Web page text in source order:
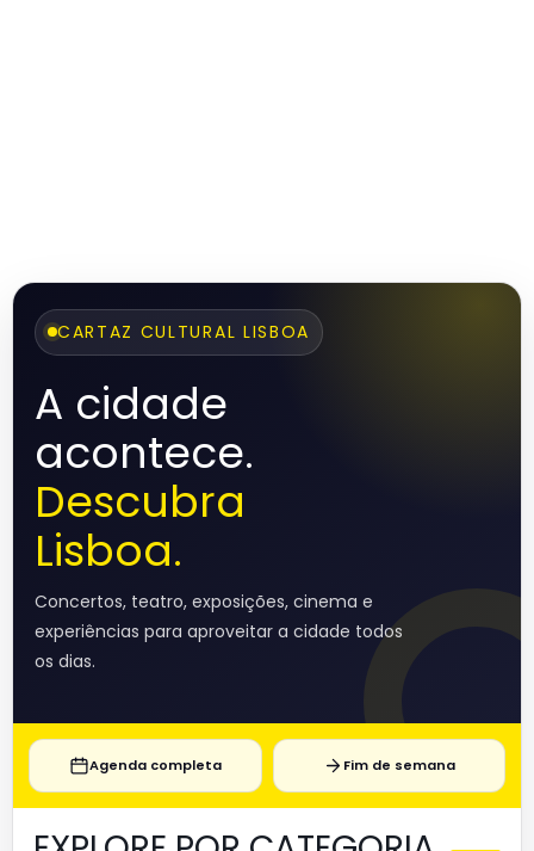
CARTAZ CULTURAL LISBOA
A cidade
acontece.
Descubra
Lisboa.
Concertos, teatro, exposições, cinema e
experiências para aproveitar a cidade todos
os dias.
Agenda completa Fim de semana